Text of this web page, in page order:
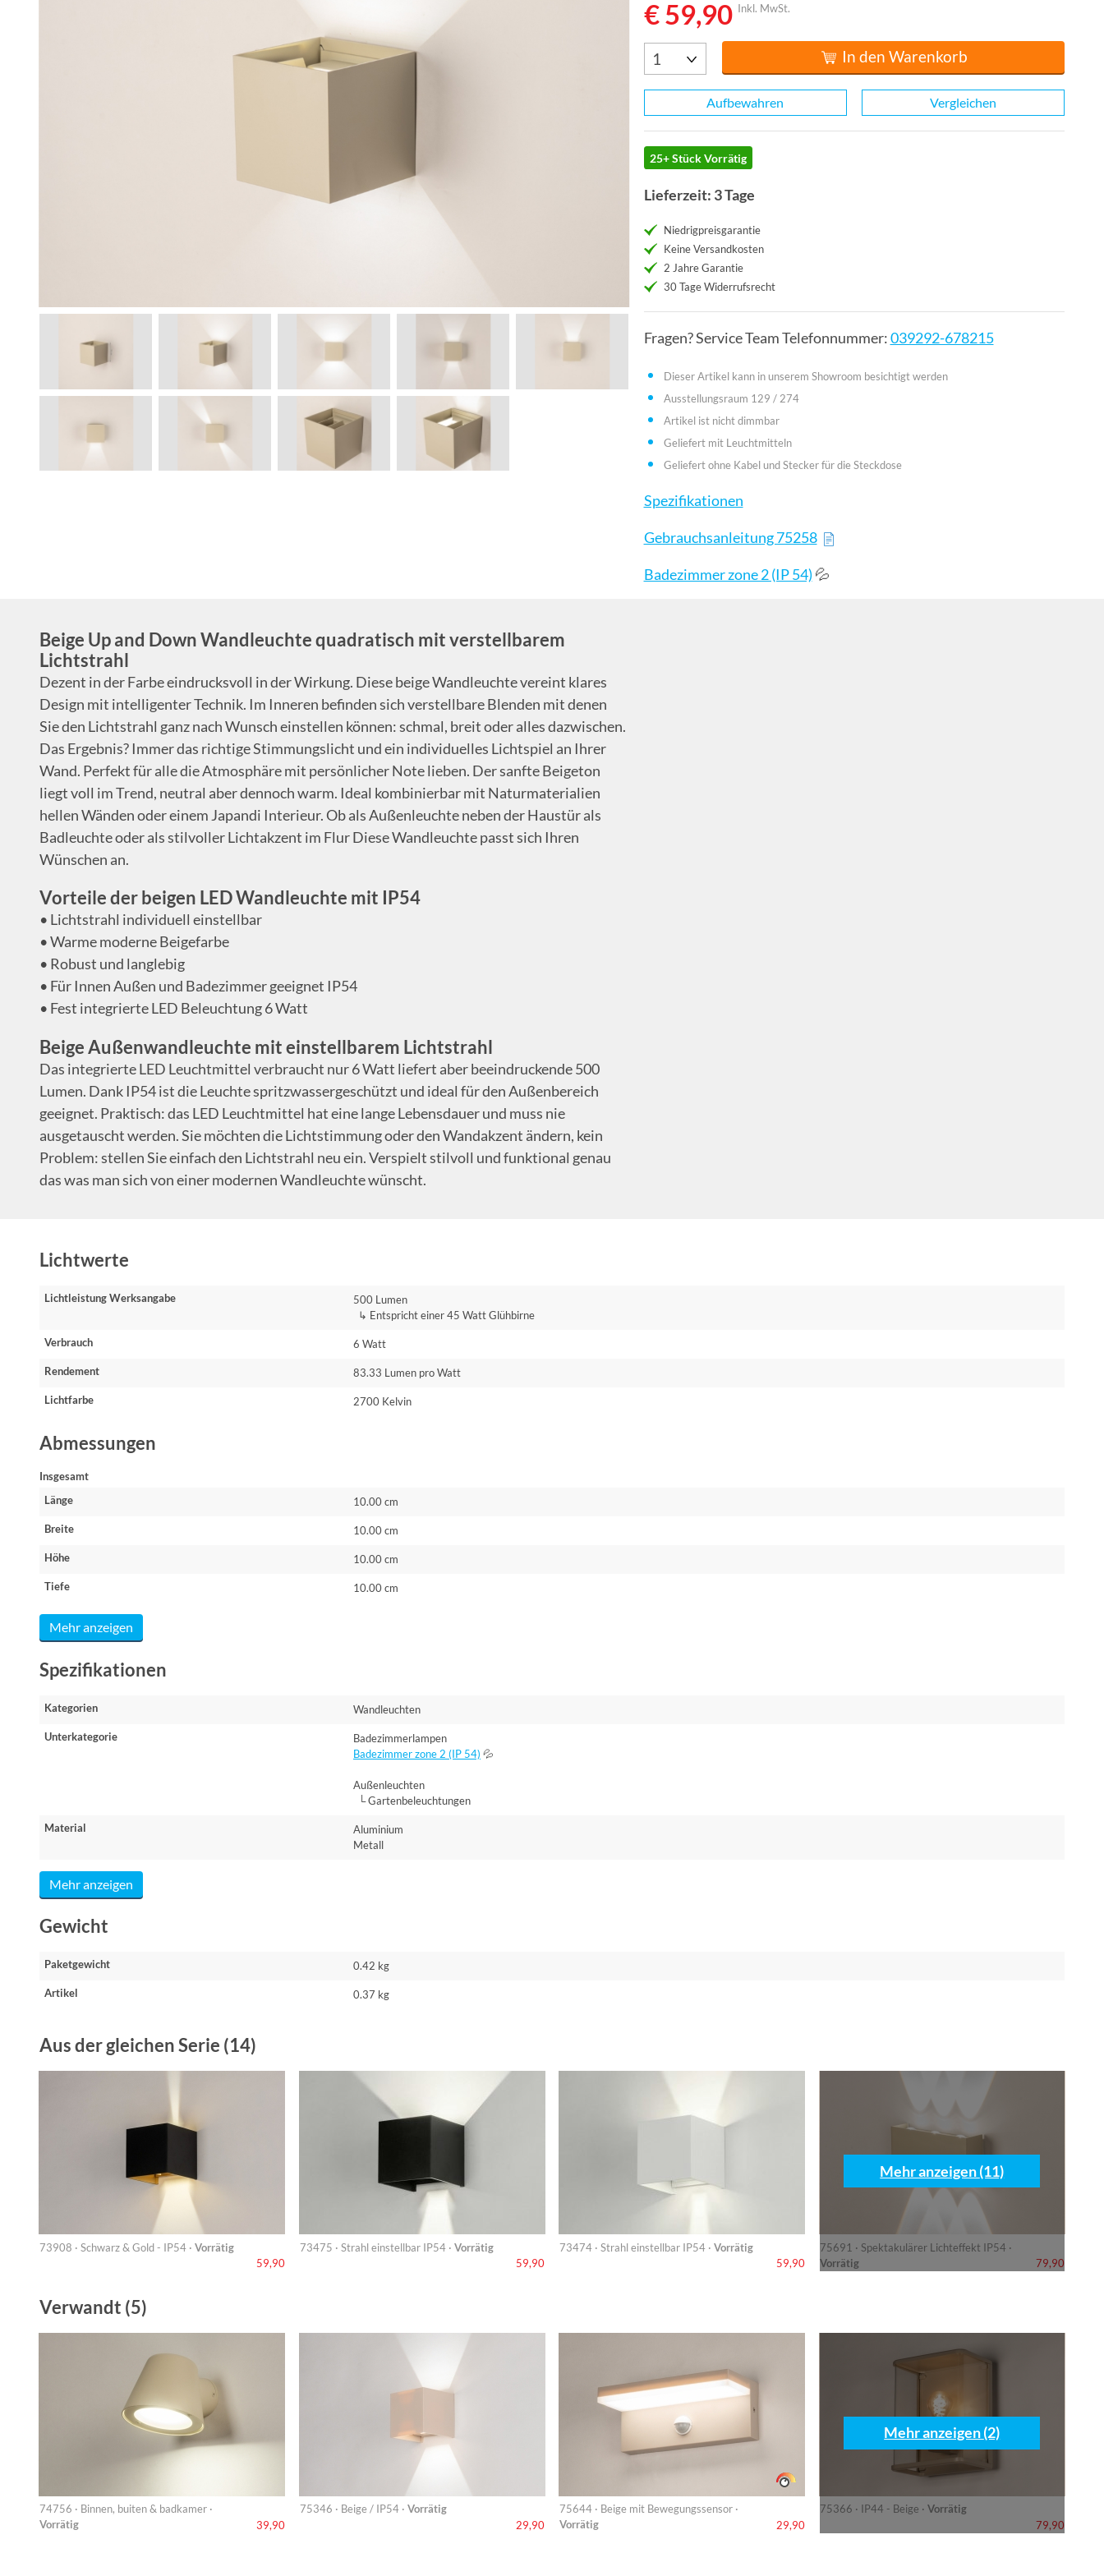
€ 59,90 Inkl. MwSt.
In den Warenkorb
Aufbewahren Vergleichen
25+ Stück Vorrätig
Lieferzeit: 3 Tage
Niedrigpreisgarantie
Keine Versandkosten
2 Jahre Garantie
30 Tage Widerrufsrecht
Fragen? Service Team Telefonnummer:039292-678215
Dieser Artikel kann in unserem Showroom besichtigt werden
Ausstellungsraum 129 / 274
Artikel ist nicht dimmbar
Geliefert mit Leuchtmitteln
Geliefert ohne Kabel und Stecker für die Steckdose
Spezifikationen
Gebrauchsanleitung 75258
Badezimmer zone 2 (IP 54) 💦
Beige Up and Down Wandleuchte quadratisch mit verstellbarem
Lichtstrahl
Dezent in der Farbe eindrucksvoll in der Wirkung. Diese beige Wandleuchte vereint klares
Design mit intelligenter Technik. Im Inneren befinden sich verstellbare Blenden mit denen
Sie den Lichtstrahl ganz nach Wunsch einstellen können: schmal, breit oder alles dazwischen.
Das Ergebnis? Immer das richtige Stimmungslicht und ein individuelles Lichtspiel an Ihrer
Wand. Perfekt für alle die Atmosphäre mit persönlicher Note lieben. Der sanfte Beigeton
liegt voll im Trend, neutral aber dennoch warm. Ideal kombinierbar mit Naturmaterialien
hellen Wänden oder einem Japandi Interieur. Ob als Außenleuchte neben der Haustür als
Badleuchte oder als stilvoller Lichtakzent im Flur Diese Wandleuchte passt sich Ihren
Wünschen an.
Vorteile der beigen LED Wandleuchte mit IP54
• Lichtstrahl individuell einstellbar
• Warme moderne Beigefarbe
• Robust und langlebig
• Für Innen Außen und Badezimmer geeignet IP54
• Fest integrierte LED Beleuchtung 6 Watt
Beige Außenwandleuchte mit einstellbarem Lichtstrahl
Das integrierte LED Leuchtmittel verbraucht nur 6 Watt liefert aber beeindruckende 500
Lumen. Dank IP54 ist die Leuchte spritzwassergeschützt und ideal für den Außenbereich
geeignet. Praktisch: das LED Leuchtmittel hat eine lange Lebensdauer und muss nie
ausgetauscht werden. Sie möchten die Lichtstimmung oder den Wandakzent ändern, kein
Problem: stellen Sie einfach den Lichtstrahl neu ein. Verspielt stilvoll und funktional genau
das was man sich von einer modernen Wandleuchte wünscht.
Lichtwerte
Lichtleistung Werksangabe
500 Lumen
↳ Entspricht einer 45 Watt Glühbirne
Verbrauch 6 Watt
Rendement 83.33 Lumen pro Watt
Lichtfarbe 2700 Kelvin
Abmessungen
Insgesamt
Länge
10.00 cm
Breite 10.00 cm
Höhe 10.00 cm
Tiefe 10.00 cm
Mehr anzeigen
Spezifikationen
Kategorien Wandleuchten
Unterkategorie
Badezimmerlampen
Badezimmer zone 2 (IP 54) 💦
Außenleuchten
└ Gartenbeleuchtungen
Material
Aluminium
Metall
Mehr anzeigen
Gewicht
Paketgewicht 0.42 kg
Artikel 0.37 kg
Aus der gleichen Serie (14)
73908 · Schwarz & Gold - IP54 · Vorrätig
59,90
73475 · Strahl einstellbar IP54 · Vorrätig
59,90
73474 · Strahl einstellbar IP54 · Vorrätig
59,90
75691 · Spektakulärer Lichteffekt IP54 ·
Vorrätig
79,90
Mehr anzeigen (11)
Verwandt (5)
74756 · Binnen, buiten & badkamer ·
Vorrätig
39,90
75346 · Beige / IP54 · Vorrätig
29,90
75644 · Beige mit Bewegungssensor ·
Vorrätig
29,90
75366 · IP44 - Beige · Vorrätig
79,90
Mehr anzeigen (2)